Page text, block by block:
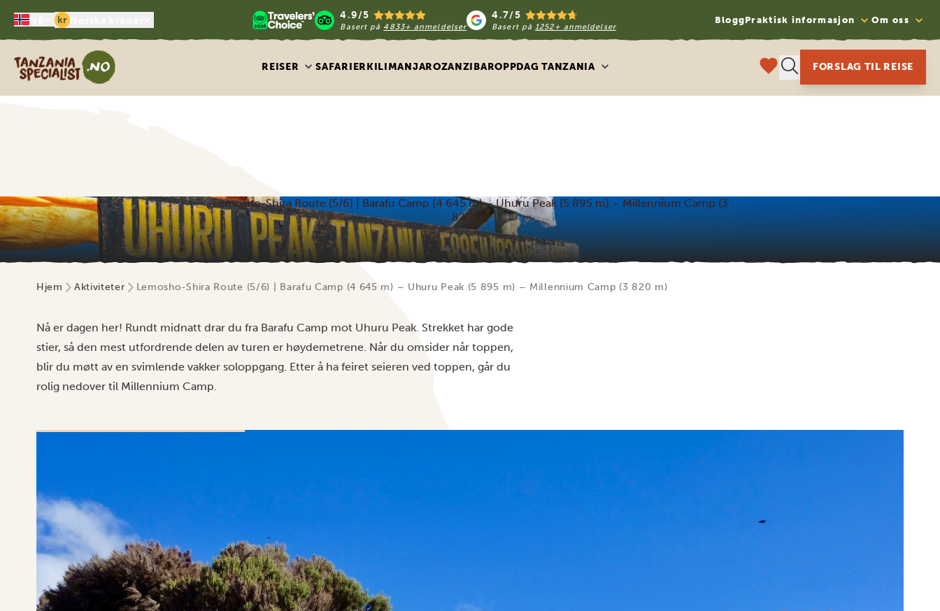
kr 4.9/5
Basert på 4833+ anmeldelser
4.7/5
Basert på1252+ anmeldelser
BloggPraktisk informasjon Om oss
Tanzania Specialist
REISER SAFARIERKILIMANJAROZANZIBAROPPDAG TANZANIA FORSLAG TIL REISE
Lemosho-Shira Route (5/6) | Barafu Camp (4 645 m) – Uhuru Peak (5 895 m) – Millennium Camp (3
820 m)
Hjem Aktiviteter Lemosho-Shira Route (5/6) | Barafu Camp (4 645 m) – Uhuru Peak (5 895 m) – Millennium Camp (3 820 m)
Nå er dagen her! Rundt midnatt drar du fra Barafu Camp mot Uhuru Peak. Strekket har gode
stier, så den mest utfordrende delen av turen er høydemetrene. Når du omsider når toppen,
blir du møtt av en svimlende vakker soloppgang. Etter å ha feiret seieren ved toppen, går du
rolig nedover til Millennium Camp.